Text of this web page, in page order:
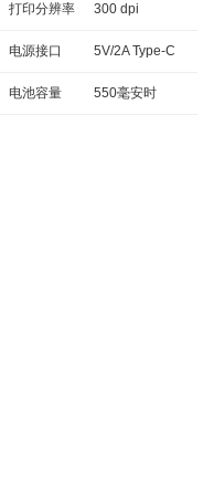
打印分辨率 300 dpi
电源接口 5V/2A Type-C
电池容量 550毫安时